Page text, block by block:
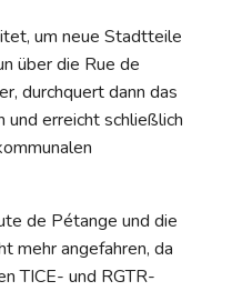
um neue Stadtteile
über die Rue de
durchquert dann das
erreicht schließlich
de Pétange und die
mehr angefahren, da
TICE- und RGTR-